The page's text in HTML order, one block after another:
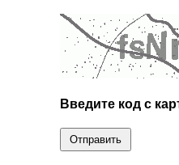
Введите код с
Отправить